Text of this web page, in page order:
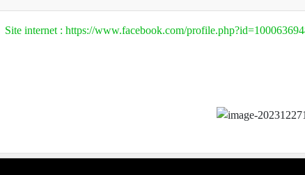
Site internet : https://www.facebook.com/